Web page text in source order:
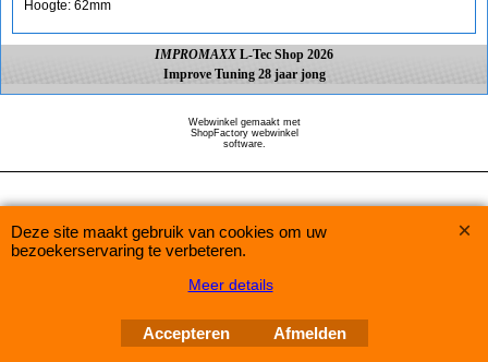
Hoogte: 62mm
IMPROMAXX L-Tec Shop 2026
Improve Tuning 28 jaar jong
Webwinkel gemaakt met
ShopFactory webwinkel
software.
Deze site maakt gebruik van cookies om uw
bezoekerservaring te verbeteren.
Meer details
Accepteren Afmelden